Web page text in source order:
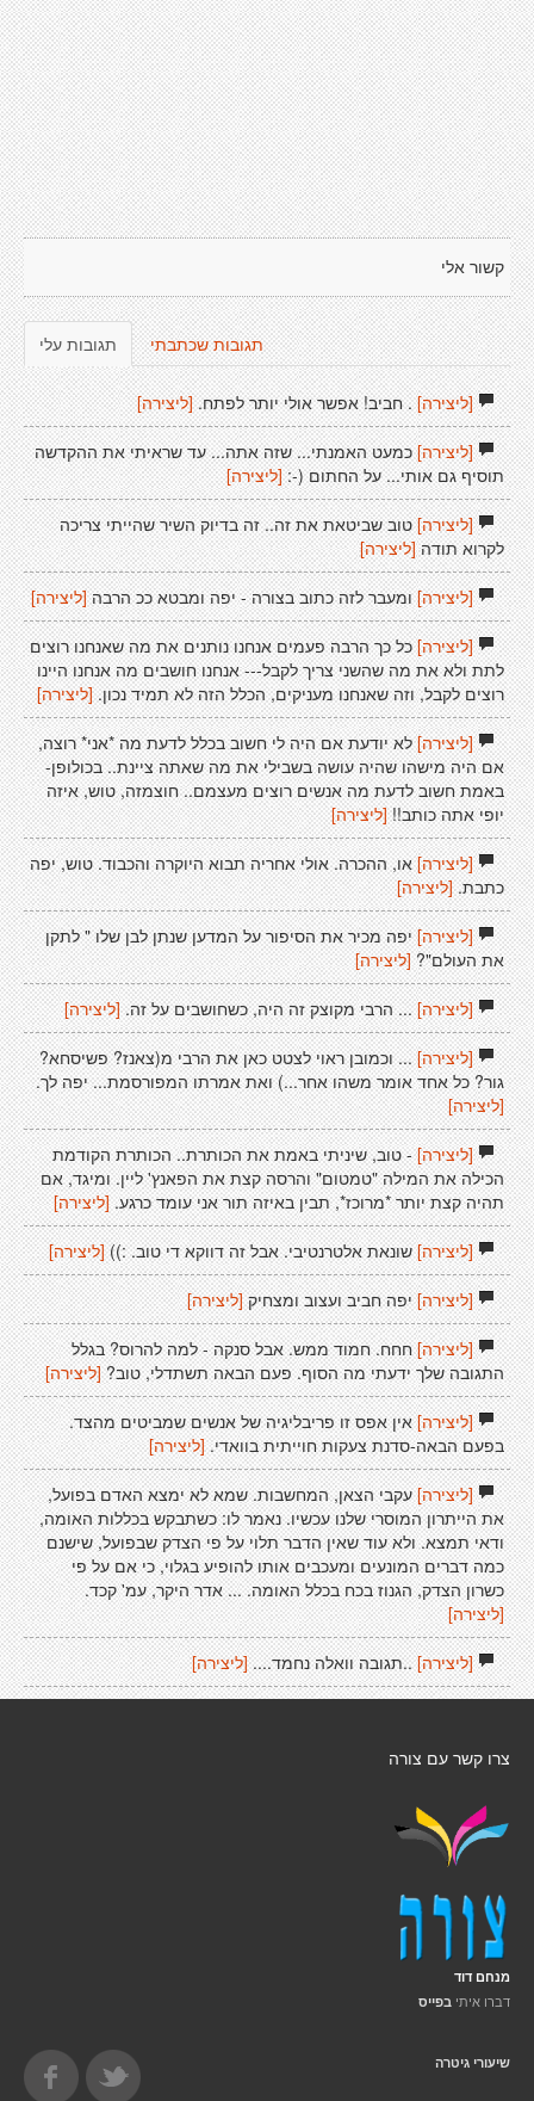
קשור אלי
תגובות עלי תגובות שכתבתי
[ליצירה]. חביב! אפשר אולי יותר לפתח. [ליצירה]
[ליצירה]כמעט האמנתי... שזה אתה... עד שראיתי את ההקדשה
תוסיף גם אותי... על החתום (-: [ליצירה]
[ליצירה]טוב שביטאת את זה.. זה בדיוק השיר שהייתי צריכה
לקרוא תודה [ליצירה]
[ליצירה]ומעבר לזה כתוב בצורה - יפה ומבטא ככ הרבה [ליצירה]
[ליצירה]כל כך הרבה פעמים אנחנו נותנים את מה שאנחנו רוצים
לתת ולא את מה שהשני צריך לקבל--- אנחנו חושבים מה אנחנו היינו
רוצים לקבל, וזה שאנחנו מעניקים, הכלל הזה לא תמיד נכון. [ליצירה]
[ליצירה]לא יודעת אם היה לי חשוב בכלל לדעת מה *אני* רוצה,
אם היה מישהו שהיה עושה בשבילי את מה שאתה ציינת.. בכולופן-
באמת חשוב לדעת מה אנשים רוצים מעצמם.. חוצמזה, טוש, איזה
יופי אתה כותב!! [ליצירה]
[ליצירה]או, ההכרה. אולי אחריה תבוא היוקרה והכבוד. טוש, יפה
כתבת.[ליצירה]
[ליצירה]יפה מכיר את הסיפור על המדען שנתן לבן שלו " לתקן
את העולם"? [ליצירה]
[ליצירה]... הרבי מקוצק זה היה, כשחושבים על זה. [ליצירה]
[ליצירה]... וכמובן ראוי לצטט כאן את הרבי מ(צאנז? פשיסחא?
גור? כל אחד אומר משהו אחר...) ואת אמרתו המפורסמת... יפה לך.
[ליצירה]
[ליצירה]- טוב, שיניתי באמת את הכותרת.. הכותרת הקודמת
הכילה את המילה "טמטום" והרסה קצת את הפאנץ' ליין. ומיגד, אם
תהיה קצת יותר *מרוכז*, תבין באיזה תור אני עומד כרגע. [ליצירה]
[ליצירה]שונאת אלטרנטיבי. אבל זה דווקא די טוב. :)) [ליצירה]
[ליצירה]יפה חביב ועצוב ומצחיק [ליצירה]
[ליצירה]חחח. חמוד ממש. אבל סנקה - למה להרוס? בגלל
התגובה שלך ידעתי מה הסוף. פעם הבאה תשתדלי, טוב? [ליצירה]
[ליצירה]אין אפס זו פריבליגיה של אנשים שמביטים מהצד.
בפעם הבאה-סדנת צעקות חוייתית בוואדי.[ליצירה]
[ליצירה]עקבי הצאן, המחשבות. שמא לא ימצא האדם בפועל,
את הייתרון המוסרי שלנו עכשיו. נאמר לו: כשתבקש בכללות האומה,
ודאי תמצא. ולא עוד שאין הדבר תלוי על פי הצדק שבפועל, שישנם
כמה דברים המונעים ומעכבים אותו להופיע בגלוי, כי אם על פי
כשרון הצדק, הגנוז בכח בכלל האומה. ... אדר היקר, עמ' קכד.
[ליצירה]
[ליצירה]..תגובה וואלה נחמד.... [ליצירה]
צרו קשר עם צורה
מנחם דוד
דברו איתי בפייס
שיעורי גיטרה